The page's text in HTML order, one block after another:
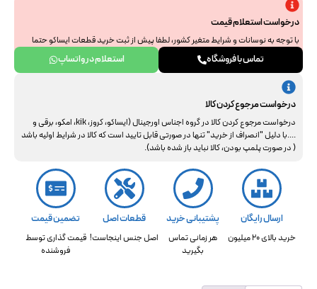
درخواست استعلام قیمت
با توجه به نوسانات و شرایط متغیر کشور، لطفا پیش از ثبت خرید قطعات ایساکو حتما
جهت استعلام نهایی با ما هماهنگ فرمایید. از همراهی و درک شما سپاسگزاریم.
تماس با فروشگاه استعلام در واتساپ
درخواست مرجوع کردن کالا
درخواست مرجوع کردن کالا در گروه اجناس اورجینال (ایساکو، کروز، kik، امکو، برقی و
....با دلیل "انصراف از خرید" تنها در صورتی قابل تایید است که کالا در شرایط اولیه باشد
( در صورت پلمپ بودن، کالا نباید باز شده باشد).
ارسال رایگان
خرید بالای 20 میلیون
پشتیبانی خرید
هر زمانی تماس
بگیرید
قطعات اصل
اصل جنس اینجاست!
تضمین قیمت
قیمت گذاری توسط
فروشنده